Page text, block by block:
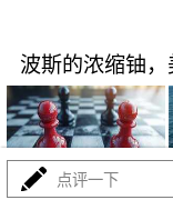
波斯的浓缩铀，
点评一下